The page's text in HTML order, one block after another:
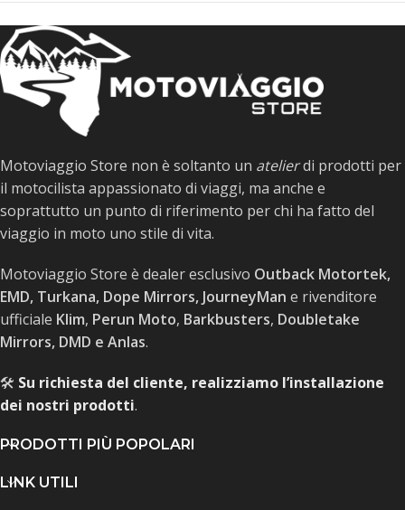
Motoviaggio Store non è soltanto un atelierdi prodotti per
il motocilista appassionato di viaggi, ma anche e
soprattutto un punto di riferimento per chi ha fatto del
viaggio in moto uno stile di vita.
Motoviaggio Store è dealer esclusivo Outback Motortek,
EMD, Turkana, Dope Mirrors, JourneyMan e rivenditore
ufficiale Klim, Perun Moto, Barkbusters, Doubletake
Mirrors, DMD e Anlas.
🛠️ Su richiesta del cliente, realizziamo l’installazione
dei nostri prodotti.
PRODOTTI PIÙ POPOLARI
LINK UTILI